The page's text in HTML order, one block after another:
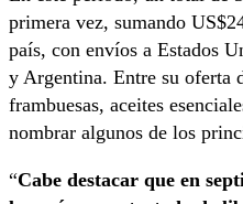
primera vez, sumando
país, con envíos a Estados
y Argentina. Entre su oferta
frambuesas, aceites
nombrar algunos de los
“Cabe destacar que en